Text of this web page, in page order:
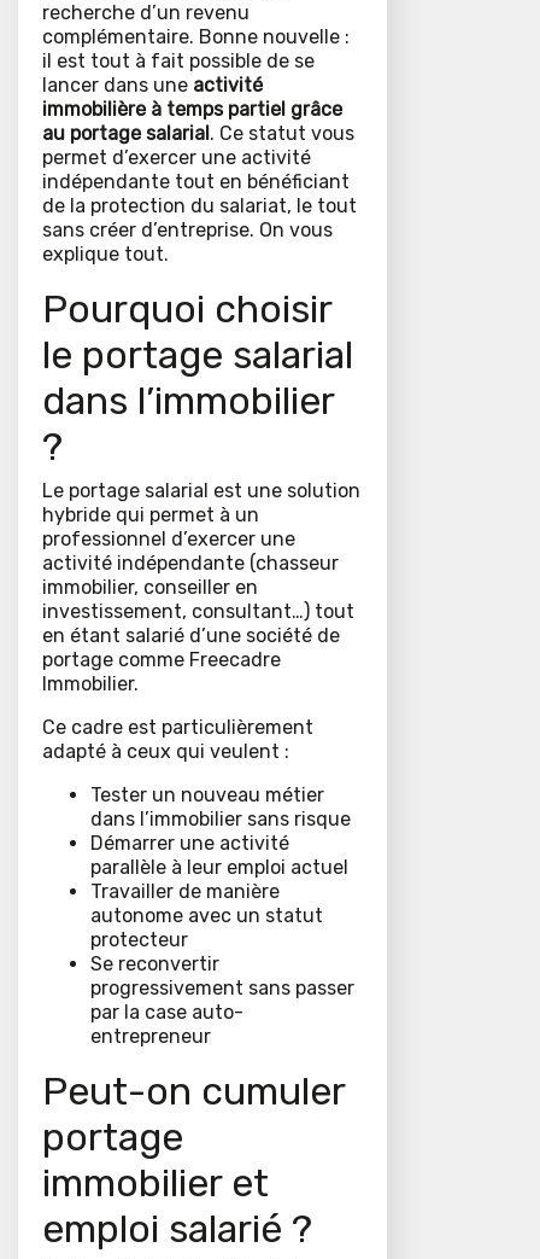
recherche d’un revenu
complémentaire. Bonne nouvelle :
il est tout à fait possible de se
lancer dans une activité
immobilière à temps partiel grâce
au portage salarial. Ce statut vous
permet d’exercer une activité
indépendante tout en bénéficiant
de la protection du salariat, le tout
sans créer d’entreprise. On vous
explique tout.
Pourquoi choisir
le portage salarial
dans l’immobilier
?
Le portage salarial est une solution
hybride qui permet à un
professionnel d’exercer une
activité indépendante (chasseur
immobilier, conseiller en
investissement, consultant…) tout
en étant salarié d’une société de
portage comme Freecadre
Immobilier.
Ce cadre est particulièrement
adapté à ceux qui veulent :
Tester un nouveau métier
dans l’immobilier sans risque
Démarrer une activité
parallèle à leur emploi actuel
Travailler de manière
autonome avec un statut
protecteur
Se reconvertir
progressivement sans passer
par la case auto-
entrepreneur
Peut-on cumuler
portage
immobilier et
emploi salarié ?